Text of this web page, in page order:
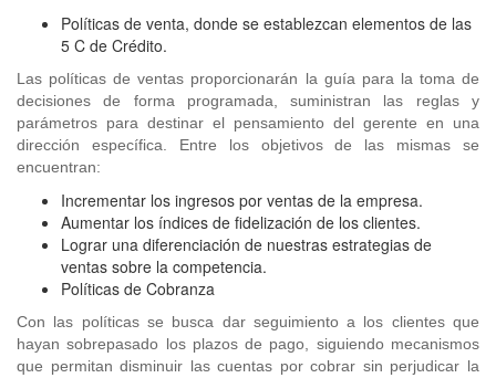
Políticas de venta, donde se establezcan elementos de las
5 C de Crédito.
Las políticas de ventas proporcionarán la guía para la toma de
decisiones de forma programada, suministran las reglas y
parámetros para destinar el pensamiento del gerente en una
dirección específica. Entre los objetivos de las mismas se
encuentran:
Incrementar los ingresos por ventas de la empresa.
Aumentar los índices de fidelización de los clientes.
Lograr una diferenciación de nuestras estrategias de
ventas sobre la competencia.
Políticas de Cobranza
Con las políticas se busca dar seguimiento a los clientes que
hayan sobrepasado los plazos de pago, siguiendo mecanismos
que permitan disminuir las cuentas por cobrar sin perjudicar la